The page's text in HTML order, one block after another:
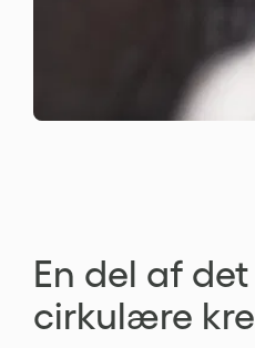
En del af det
cirkulære